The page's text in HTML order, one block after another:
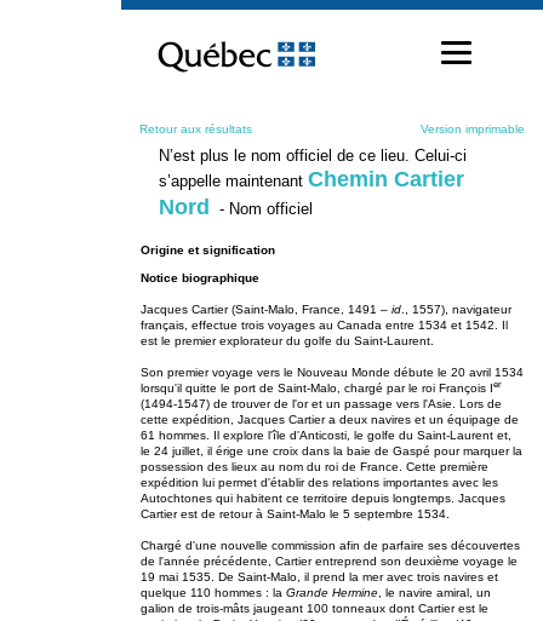
contenu
Retour aux résultats Version imprimable
N’est plus le nom officiel de ce lieu. Celui-ci
s’appelle maintenant Chemin Cartier
Nord
- Nom officiel
Origine et signification
Notice biographique
Jacques Cartier (Saint-Malo, France, 1491 – id ., 1557), navigateur
français, effectue trois voyages au Canada entre 1534 et 1542. Il
est le premier explorateur du golfe du Saint-Laurent.
Son premier voyage vers le Nouveau Monde débute le 20 avril 1534
lorsqu'il quitte le port de Saint-Malo, chargé par le roi François Ier
(1494-1547) de trouver de l'or et un passage vers l'Asie. Lors de
cette expédition, Jacques Cartier a deux navires et un équipage de
61 hommes. Il explore l'île d'Anticosti, le golfe du Saint-Laurent et,
le 24 juillet, il érige une croix dans la baie de Gaspé pour marquer la
possession des lieux au nom du roi de France. Cette première
expédition lui permet d'établir des relations importantes avec les
Autochtones qui habitent ce territoire depuis longtemps. Jacques
Cartier est de retour à Saint-Malo le 5 septembre 1534.
Chargé d'une nouvelle commission afin de parfaire ses découvertes
de l'année précédente, Cartier entreprend son deuxième voyage le
19 mai 1535. De Saint-Malo, il prend la mer avec trois navires et
quelque 110 hommes : la Grande Hermine , le navire amiral, un
galion de trois-mâts jaugeant 100 tonneaux dont Cartier est le